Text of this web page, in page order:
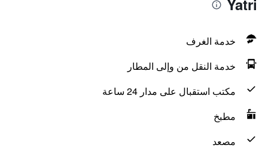
Yatri
خدمة الغرف
خدمة النقل من وإلى المطار
مكتب استقبال على مدار 24 ساعة
مطبخ
مصعد